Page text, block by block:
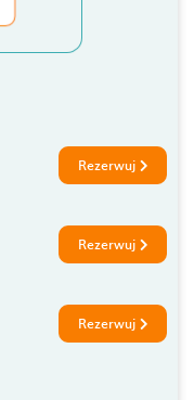
Rezerwuj
Rezerwuj
Rezerwuj